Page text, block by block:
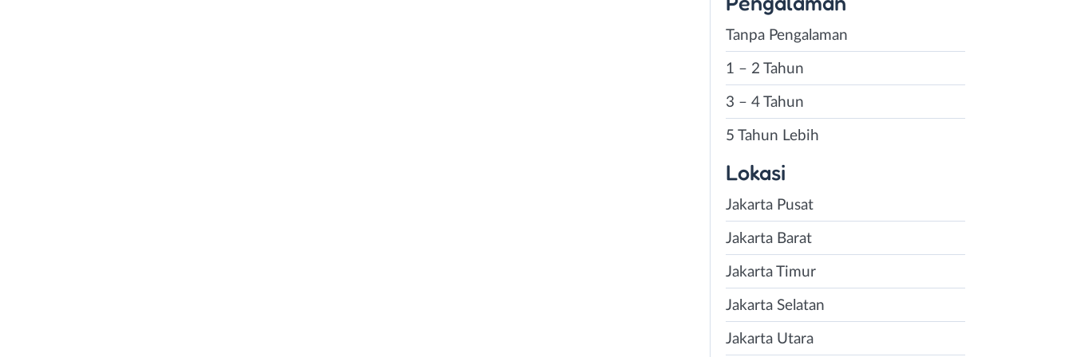
Tanpa Pengalaman
1 – 2 Tahun
3 – 4 Tahun
5 Tahun Lebih
Lokasi
Jakarta Pusat
Jakarta Barat
Jakarta Timur
Jakarta Selatan
Jakarta Utara